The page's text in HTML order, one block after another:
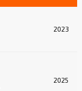
2023
2025